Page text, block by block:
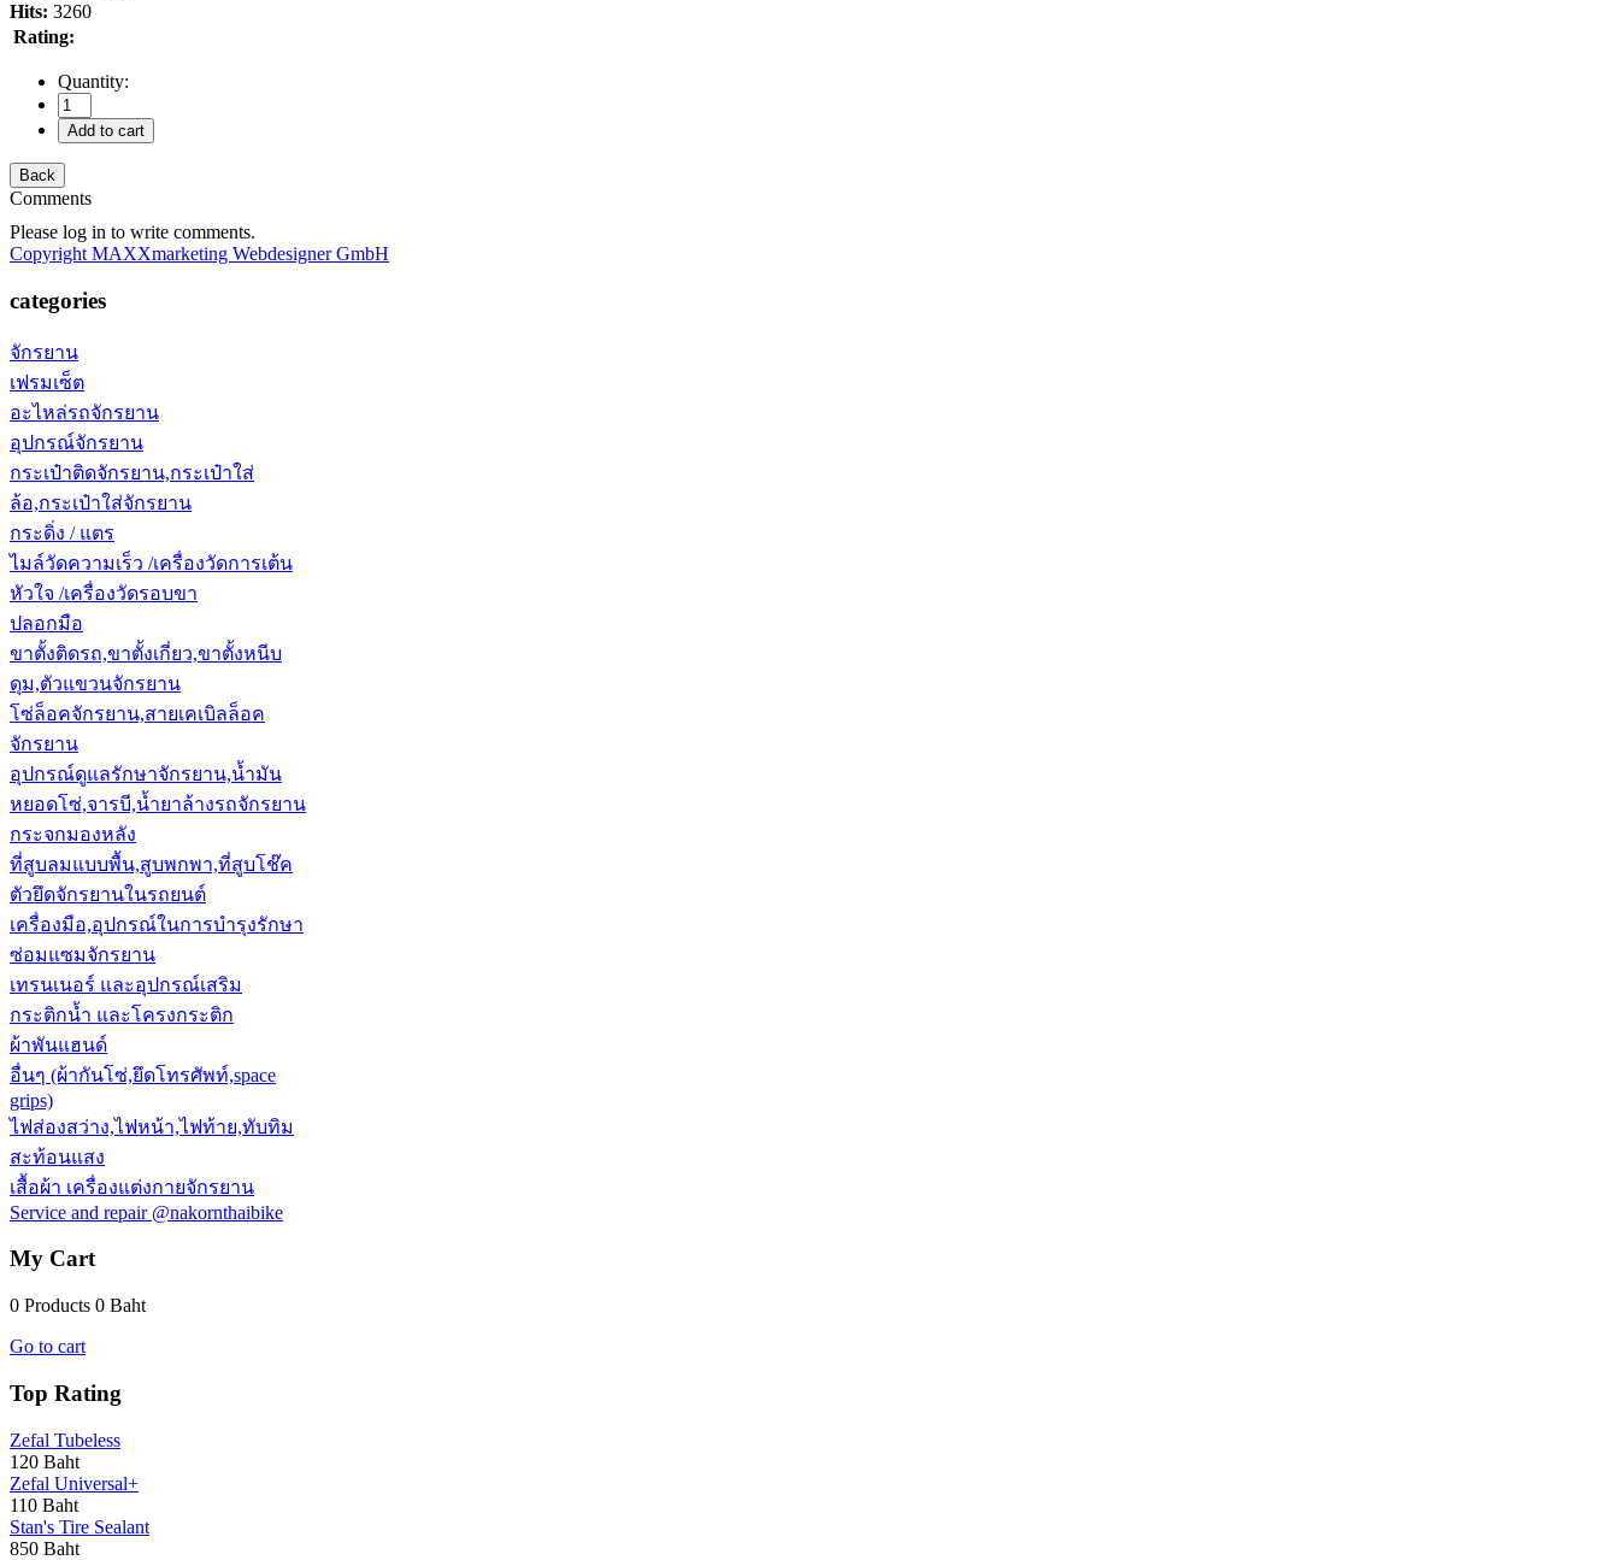
Hits: 3260
Rating:
Quantity:
Comments
Please log in to write comments.
Copyright MAXXmarketing Webdesigner GmbH
categories
จักรยาน
เฟรมเซ็ต
อะไหล่รถจักรยาน
อุปกรณ์จักรยาน
กระเป๋าติดจักรยาน,กระเป๋าใส่
ล้อ,กระเป๋าใส่จักรยาน
กระดิ่ง / แตร
ไมล์วัดความเร็ว /เครื่องวัดการเต้น
หัวใจ /เครื่องวัดรอบขา
ปลอกมือ
ขาตั้งติดรถ,ขาตั้งเกี่ยว,ขาตั้งหนีบ
ดุม,ตัวแขวนจักรยาน
โซ่ล็อคจักรยาน,สายเคเบิลล็อค
จักรยาน
อุปกรณ์ดูแลรักษาจักรยาน,น้ำมัน
หยอดโซ่,จารบี,น้ำยาล้างรถจักรยาน
กระจกมองหลัง
ที่สูบลมแบบพื้น,สูบพกพา,ที่สูบโช๊ค
ตัวยึดจักรยานในรถยนต์
เครื่องมือ,อุปกรณ์ในการบำรุงรักษา
ซ่อมแซมจักรยาน
เทรนเนอร์ และอุปกรณ์เสริม
กระติกน้ำ และโครงกระติก
ผ้าพันแฮนด์
อื่นๆ (ผ้ากันโซ่,ยึดโทรศัพท์,space
grips)
ไฟส่องสว่าง,ไฟหน้า,ไฟท้าย,ทับทิม
สะท้อนแสง
เสื้อผ้า เครื่องแต่งกายจักรยาน
Service and repair @nakornthaibike
My Cart
0 Products 0 Baht
Go to cart
Top Rating
Zefal Tubeless
120 Baht
Zefal Universal+
110 Baht
Stan's Tire Sealant
850 Baht